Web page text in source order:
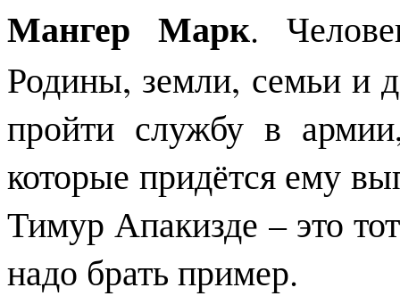
Мангер Марк.
Родины, земли, семьи и
пройти службу в
которые придётся ему
Тимур Апакизде – это
надо брать пример.